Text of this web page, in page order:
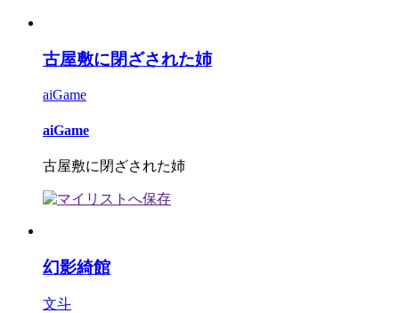
古屋敷に閉ざされた姉
aiGame
aiGame
古屋敷に閉ざされた姉
幻影綺館
文斗